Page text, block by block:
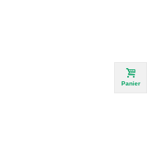
Panier